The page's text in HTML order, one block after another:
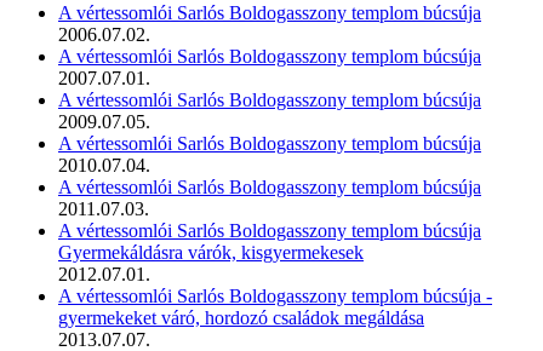
A vértessomlói Sarlós Boldogasszony templom búcsúja
2006.07.02.
A vértessomlói Sarlós Boldogasszony templom búcsúja
2007.07.01.
A vértessomlói Sarlós Boldogasszony templom búcsúja
2009.07.05.
A vértessomlói Sarlós Boldogasszony templom búcsúja
2010.07.04.
A vértessomlói Sarlós Boldogasszony templom búcsúja
2011.07.03.
A vértessomlói Sarlós Boldogasszony templom búcsúja
Gyermekáldásra várók, kisgyermekesek
2012.07.01.
A vértessomlói Sarlós Boldogasszony templom búcsúja -
gyermekeket váró, hordozó családok megáldása
2013.07.07.